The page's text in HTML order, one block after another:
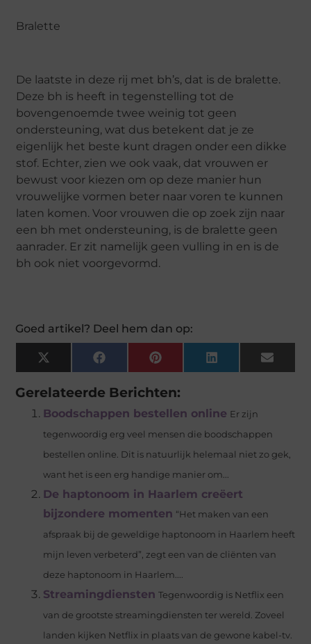
Bralette
De laatste in deze rij met bh’s, dat is de bralette.
Deze bh is heeft in tegenstelling tot de
bovengenoemde twee weinig tot geen
ondersteuning, wat dus betekent dat je ze
eigenlijk het beste kunt dragen onder een dikke
stof. Echter, zien we ook vaak, dat vrouwen er
bewust voor kiezen om op deze manier hun
vrouwelijke vormen beter naar voren te kunnen
laten komen. Voor vrouwen die op zoek zijn naar
een bh met ondersteuning, is de bralette geen
aanrader. Er zit namelijk geen vulling in en is de
bh ook niet voorgevormd.
Goed artikel? Deel hem dan op:
X
(Twitter)
FacebookPinterest LinkedIn Email
Gerelateerde Berichten:
Boodschappen bestellen online Er zijn
tegenwoordig erg veel mensen die boodschappen
bestellen online. Dit is natuurlijk helemaal niet zo gek,
want het is een erg handige manier om...
De haptonoom in Haarlem creëert
bijzondere momenten “Het maken van een
afspraak bij de geweldige haptonoom in Haarlem heeft
mijn leven verbeterd”, zegt een van de cliënten van
deze haptonoom in Haarlem....
Streamingdiensten Tegenwoordig is Netflix een
van de grootste streamingdiensten ter wereld. Zoveel
landen kijken Netflix in plaats van de gewone kabel-tv.